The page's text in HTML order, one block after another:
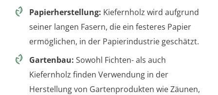
Papierherstellung: Kiefernholz wird aufgrund
seiner langen Fasern, die ein festeres Papier
ermöglichen, in der Papierindustrie geschätzt.
Gartenbau: Sowohl Fichten- als auch
Kiefernholz finden Verwendung in der
Herstellung von Gartenprodukten wie Zäunen,